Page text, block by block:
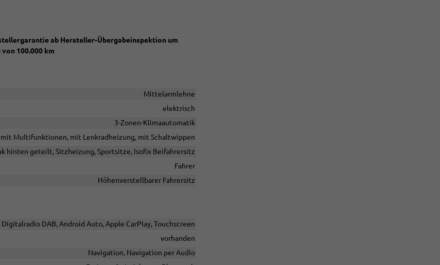
ab Hersteller-Übergabeinspektion um
100.000 km
Mittelarmlehne
elektrisch
3-Zonen-Klimaautomatik
mit Multifunktionen, mit Lenkradheizung, mit Schaltwippen
hinten geteilt, Sitzheizung, Sportsitze, Isofix Beifahrersitz
Fahrer
Höhenverstellbarer Fahrersitz
Digitalradio DAB, Android Auto, Apple CarPlay, Touchscreen
vorhanden
Navigation, Navigation per Audio